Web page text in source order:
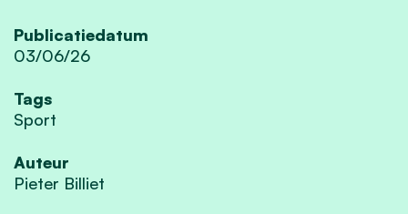
Publicatiedatum
03/06/26
Tags
Sport
Auteur
Pieter Billiet